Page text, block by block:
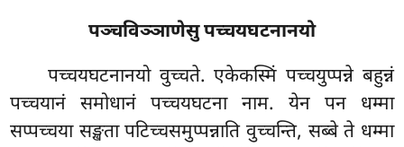
पञ्चविञ्ञाणेसु पच्चयघटनानयो
पच्चयघटनानयो वुच्चते. एकेकस्मिं पच्चयुप्पन्ने बहुन्नं
पच्चयानं समोधानं पच्चयघटना नाम. येन पन धम्मा
सप्पच्चया सङ्खता पटिच्चसमुप्पन्नाति वुच्चन्ति, सब्बे ते धम्मा